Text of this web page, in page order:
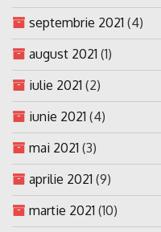
septembrie 2021 (4)
august 2021 (1)
iulie 2021 (2)
iunie 2021 (4)
mai 2021 (3)
aprilie 2021 (9)
martie 2021 (10)